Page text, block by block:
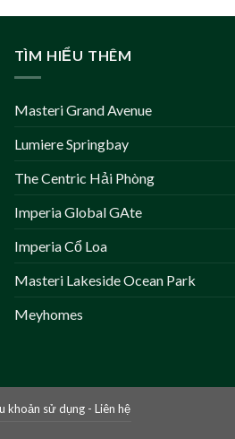
TÌM HIỂU THÊM
Masteri Grand Avenue
Lumiere Springbay
The Centric Hải Phòng
Imperia Global GAte
Imperia Cổ Loa
Masteri Lakeside Ocean Park
Meyhomes
khoản sử dụng -Liên hệ